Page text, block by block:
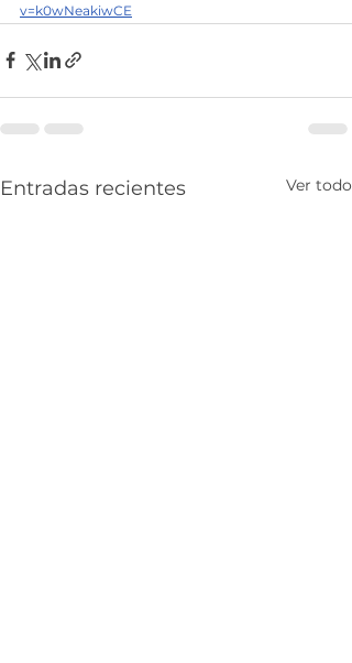
v=k0wNeakiwCE
Entradas recientes Ver todo